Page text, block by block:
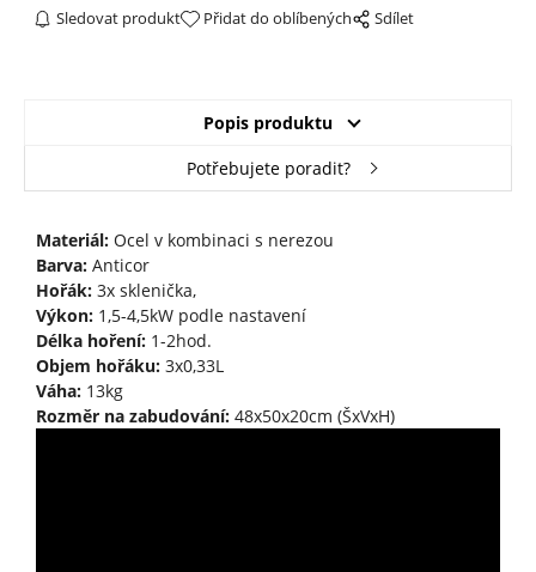
Sledovat produkt Přidat do oblíbených Sdílet
Popis produktu
Potřebujete poradit?
Materiál:Ocel v kombinaci s nerezou
Barva:Anticor
Hořák:3x sklenička,
Výkon:1,5-4,5kW podle nastavení
Délka hoření:1-2hod.
Objem hořáku:3x0,33L
Váha:13kg
Rozměr na zabudování:48x50x20cm (ŠxVxH)